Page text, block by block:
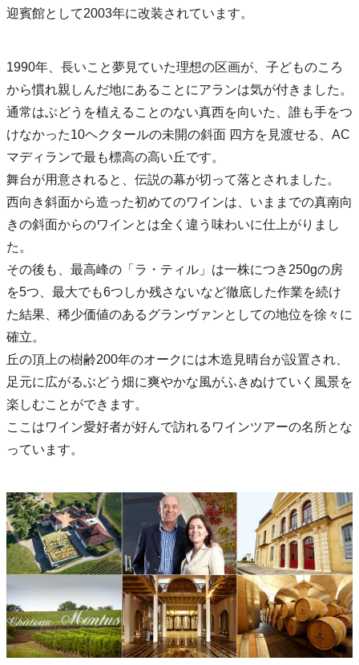
迎賓館として2003年に改装されています。
1990年、長いこと夢見ていた理想の区画が、子どものころ
から慣れ親しんだ地にあることにアランは気が付きました。
通常はぶどうを植えることのない真西を向いた、誰も手をつ
けなかった10ヘクタールの未開の斜面 四方を見渡せる、AC
マディランで最も標高の高い丘です。
舞台が用意されると、伝説の幕が切って落とされました。
西向き斜面から造った初めてのワインは、いままでの真南向
きの斜面からのワインとは全く違う味わいに仕上がりまし
た。
その後も、最高峰の「ラ・ティル」は一株につき250gの房
を5つ、最大でも6つしか残さないなど徹底した作業を続け
た結果、稀少価値のあるグランヴァンとしての地位を徐々に
確立。
丘の頂上の樹齢200年のオークには木造見晴台が設置され、
足元に広がるぶどう畑に爽やかな風がふきぬけていく風景を
楽しむことができます。
ここはワイン愛好者が好んで訪れるワインツアーの名所とな
っています。